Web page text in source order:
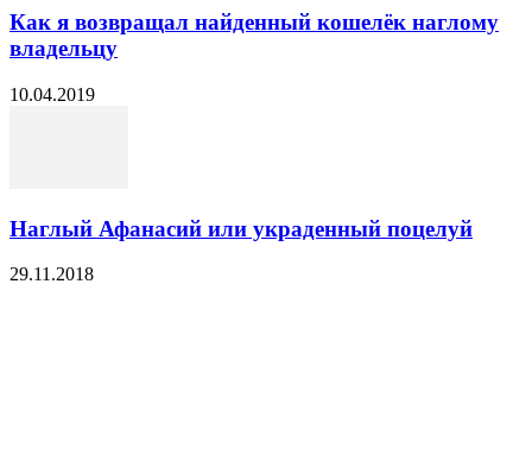
Как я возвращал найденный кошелёк наглому
владельцу
10.04.2019
Наглый Афанасий или украденный поцелуй
29.11.2018